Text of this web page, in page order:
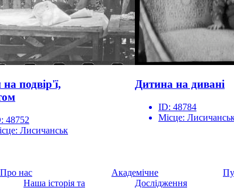
подвір'ї,
48752
Лисичанськ
Дитина на дивані
ID: 48784
Місце:
Про нас
Наша історія та
Академічне
Дослідження